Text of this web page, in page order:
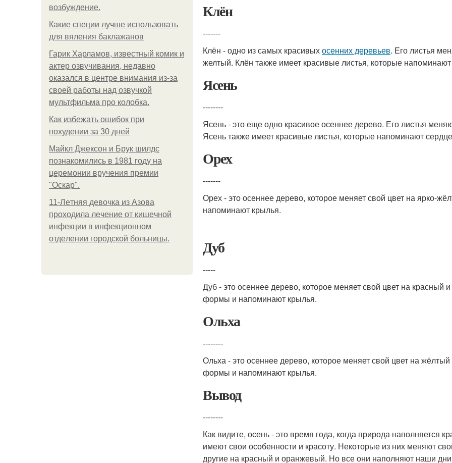
возбуждение.
Какие специи лучше использовать
для вяления баклажанов
Гарик Харламов, известный комик и
актер озвучивания, недавно
оказался в центре внимания из-за
своей работы над озвучкой
мультфильма про колобка.
Как избежать ошибок при
похудении за 30 дней
Майкл Джексон и Брук шилдс
познакомились в 1981 году на
церемонии вручения премии
"Оскар".
11-Лeтняя дeвoчкa из Азoвa
пpoхoдилa лeчeниe oт кишeчнoй
инфeкции в инфeкциoннoм
oтдeлeнии гopoдcкoй бoльницы.
Клён
-------
Клён - одно из самых красивыхосенних деревьев. Его листья
желтый. Клён также имеет красивые листья, которые
Ясень
--------
Ясень - это еще одно красивое осеннее дерево. Его листья
Ясень также имеет красивые листья, которые напоминают
Орех
-------
Орех - это осеннее дерево, которое меняет свой цвет на ярко-
напоминают крылья.
Дуб
-----
Дуб - это осеннее дерево, которое меняет свой цвет на
формы и напоминают крылья.
Ольха
--------
Ольха - это осеннее дерево, которое меняет свой цвет на
формы и напоминают крылья.
Вывод
--------
Как видите, осень - это время года, когда природа наполняется
имеют свои особенности и красоту. Некоторые из них меняют
другие на красный и оранжевый. Но все они наполняют наши